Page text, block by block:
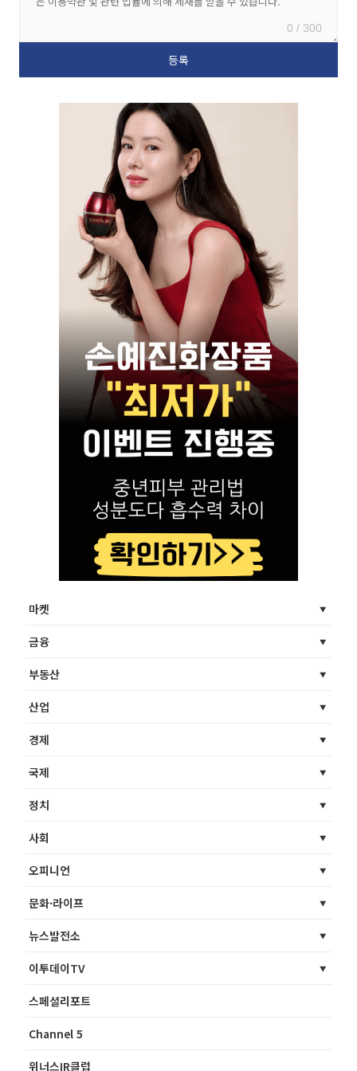
0 / 300
마켓
금융
부동산
산업
경제
국제
정치
사회
오피니언
문화·라이프
뉴스발전소
이투데이TV
스페셜리포트
Channel 5
위너스IR클럽